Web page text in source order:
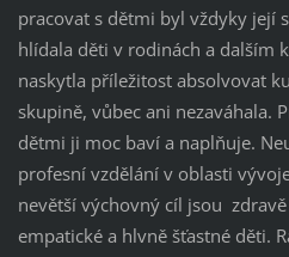
pracovat s dětmi byl vždyky její
hlídala děti v rodinách a dalším
naskytla příležitost absolvovat
skupině, vůbec ani nezaváhala.
dětmi ji moc baví a naplňuje.
profesní vzdělání v oblasti
nevětší výchovný cíl jsou
empatické a hlvně šťastné děti.